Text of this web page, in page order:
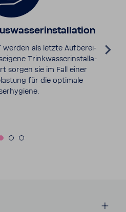
werden als letzte Aufbe­rei­
Trink­was­ser­in­stal­la­
sorgen sie im Fall einer
für die opti­male